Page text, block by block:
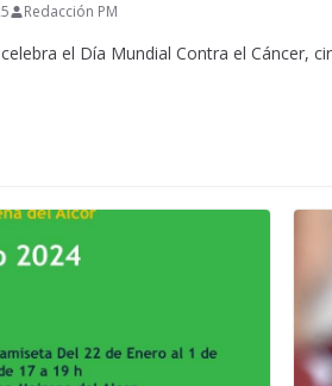
Redacción PM
el Día Mundial Contra el Cáncer,